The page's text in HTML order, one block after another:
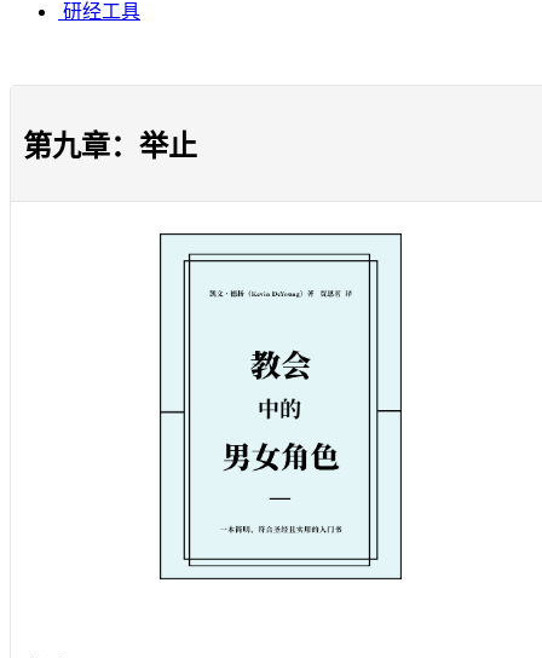
研经工具
第九章：举止